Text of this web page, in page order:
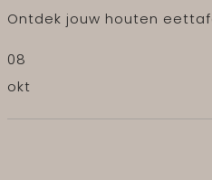
Ontdek jouw houten
08
okt